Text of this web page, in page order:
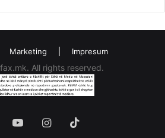
Marketing Impresum
All rights reserved.
FacebookYouTubeInstagram